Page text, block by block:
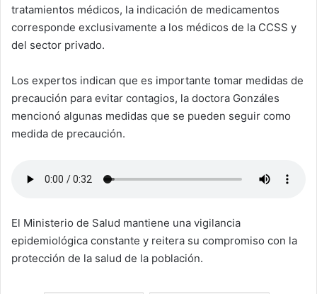
tratamientos médicos, la indicación de medicamentos
corresponde exclusivamente a los médicos de la CCSS y
del sector privado.
Los expertos indican que es importante tomar medidas de
precaución para evitar contagios, la doctora Gonzáles
mencionó algunas medidas que se pueden seguir como
medida de precaución.
El Ministerio de Salud mantiene una vigilancia
epidemiológica constante y reitera su compromiso con la
protección de la salud de la población.